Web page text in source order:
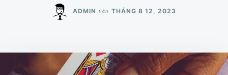
ADMIN vào THÁNG 8 12, 2023